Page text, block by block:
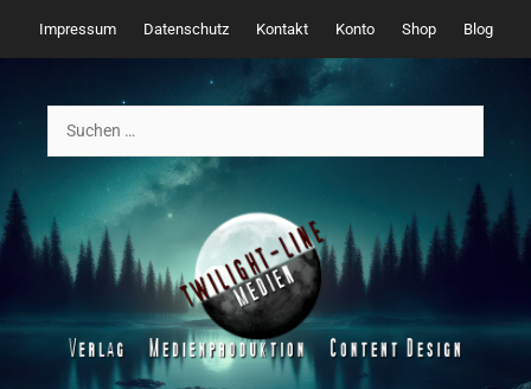
Inhalt
springen
Impressum Datenschutz Kontakt Konto Shop Blog
nach: